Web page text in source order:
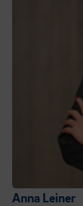
Anna Leiner